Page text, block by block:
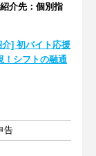
介先：個別指
介] 初バイト応援
！シフトの融通
告